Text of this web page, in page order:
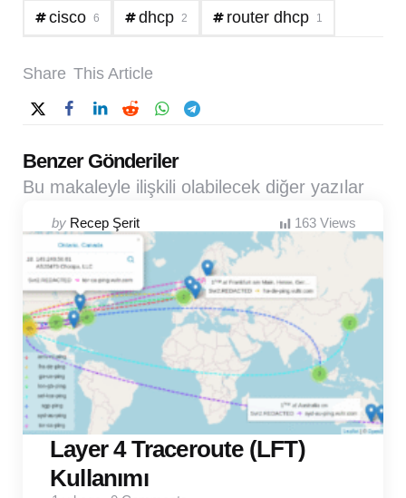
cisco 6 dhcp 2 router dhcp 1
Share This Article
Benzer Gönderiler
Bu makaleyle ilişkili olabilecek diğer yazılar
Posted
by
by Recep Şerit 163 Views
Layer 4 Traceroute (LFT)
Kullanımı